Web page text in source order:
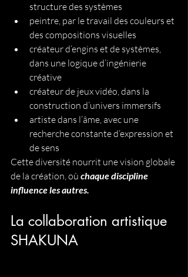
structure des systèmes
peintre, par le travail des couleurs et
des compositions visuelles
créateur d’engins et de systèmes,
dans une logique d’ingénierie
créative
créateur de jeux vidéo, dans la
construction d’univers immersifs
artiste dans l’âme, avec une
recherche constante d’expression et
de sens
Cette diversité nourrit une vision globale
de la création, où chaque discipline
influence les autres.
La collaboration artistique
SHAKUNA